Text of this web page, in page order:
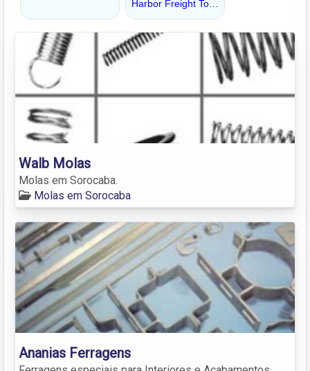
Walb Molas
Molas em Sorocaba.
Molas em Sorocaba
Ananias Ferragens